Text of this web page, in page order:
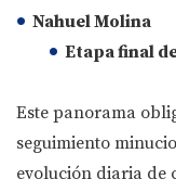
Nahuel Molina
Etapa final
Este panorama
seguimiento
evolución diaria de